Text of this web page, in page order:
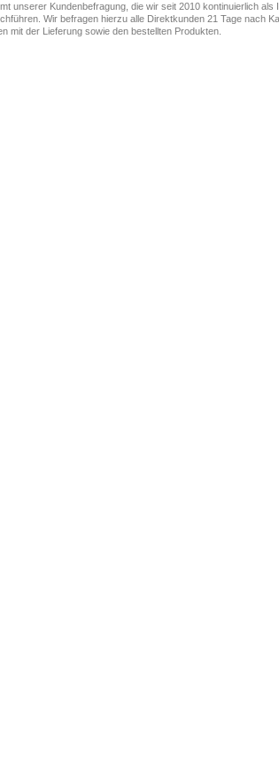
unserer Kundenbefragung, die wir seit 2010 kontinuierlich
Wir befragen hierzu alle Direktkunden 21 Tage nach
mit der Lieferung sowie den bestellten Produkten.